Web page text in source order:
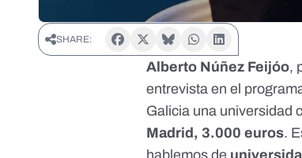
SHARE:
Alberto Núñez Feijóo,
entrevista en el
Galicia una universidad
Madrid, 3.000 euros.